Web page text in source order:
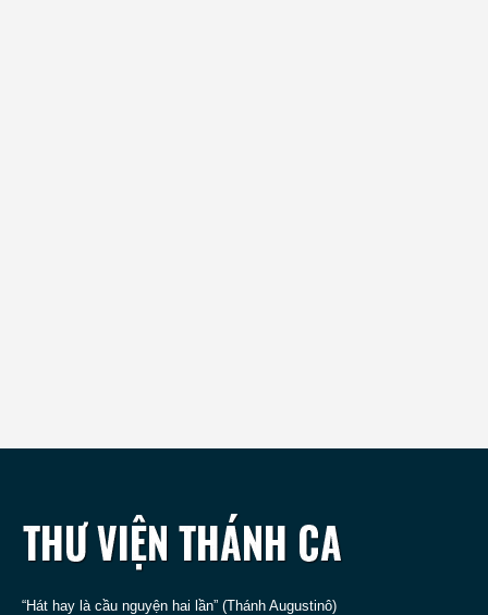
“Hát hay là cầu nguyện hai lần” (Thánh Augustinô)